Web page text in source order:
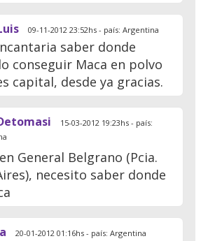
09-11-2012 23:52hs - país: Argentina
saber donde
conseguir Maca en polvo
capital, desde ya gracias.
15-03-2012 19:23hs - país:
General Belgrano (Pcia.
necesito saber donde
20-01-2012 01:16hs - país: Argentina